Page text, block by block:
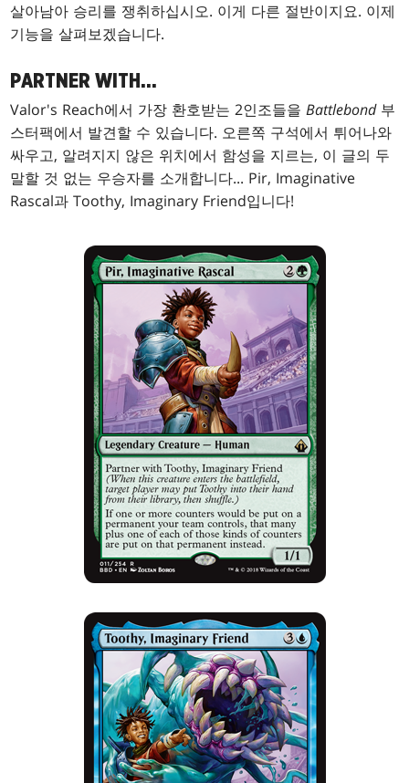
살아남아 승리를 쟁취하십시오. 이게 다른 절반이지요. 이제
기능을 살펴보겠습니다.
PARTNER WITH...
Valor's Reach에서 가장 환호받는 2인조들을Battlebond부
스터팩에서 발견할 수 있습니다. 오른쪽 구석에서 튀어나와
싸우고, 알려지지 않은 위치에서 함성을 지르는, 이 글의 두
말할 것 없는 우승자를 소개합니다... Pir, Imaginative
Rascal과 Toothy, Imaginary Friend입니다!